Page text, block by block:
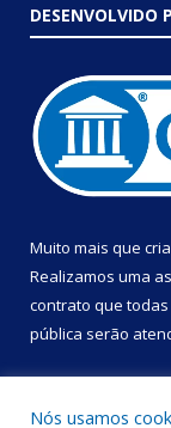
DESENVOLVIDO
Muito mais que
Realizamos uma
contrato que
pública serão
Nós usamos